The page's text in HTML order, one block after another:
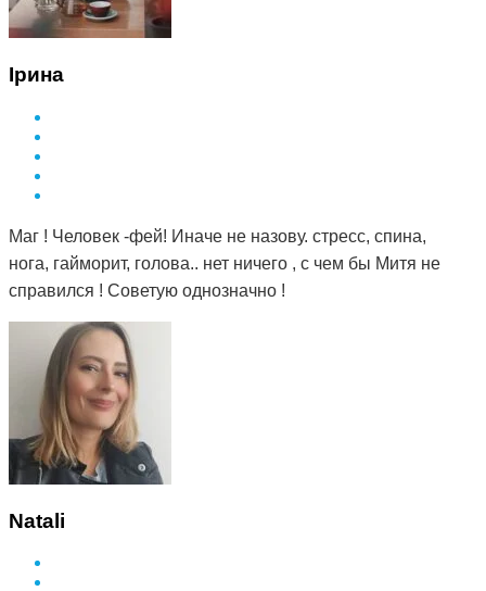
Ірина
Маг ! Человек -фей! Иначе не назову. стресс, спина,
нога, гайморит, голова.. нет ничего , с чем бы Митя не
справился ! Советую однозначно !
Natali